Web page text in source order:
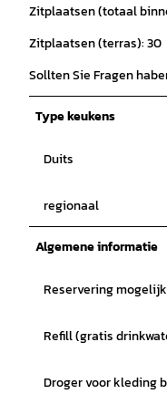
Zitplaatsen (totaal
Zitplaatsen (terras): 30
Sollten Sie Fragen
Type keukens
Duits
regionaal
Algemene informatie
Reservering mogelijk
Refill (gratis
Droger voor kleding